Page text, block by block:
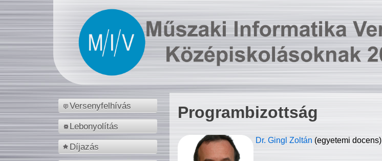
Versenyfelhívás
Lebonyolítás
Díjazás
Programbizottság
Dr. Gingl Zoltán (egyetemi docens)